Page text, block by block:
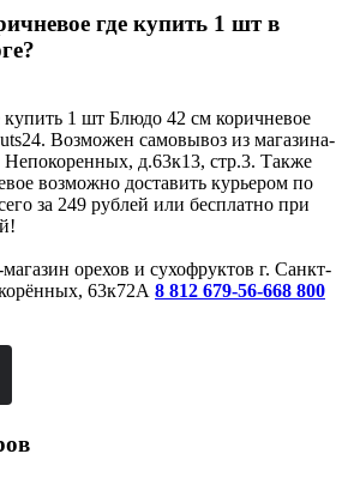
где купить 1 шт в
1 шт Блюдо 42 см коричневое
Возможен самовывоз из магазина-
Непокоренных, д.63к13, стр.3. Также
возможно доставить курьером по
за 249 рублей или бесплатно при
г. Санкт-
63к72А 8 812 679-56-668 800